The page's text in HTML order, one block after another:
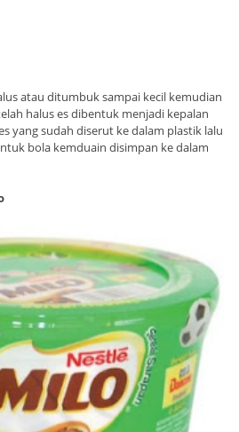
atau ditumbuk sampai kecil kemudian
halus es dibentuk menjadi kepalan
yang sudah diserut ke dalam plastik lalu
bola kemduain disimpan ke dalam